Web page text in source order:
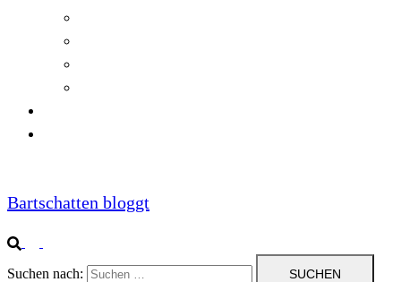
Bartschatten bloggt
Suchen nach: